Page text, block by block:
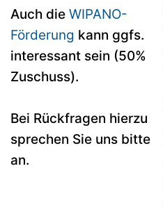
Auch die WIPANO-
Förderung kann ggfs.
interessant sein (50%
Zuschuss).
Bei Rückfragen hierzu
sprechen Sie uns bitte
an.